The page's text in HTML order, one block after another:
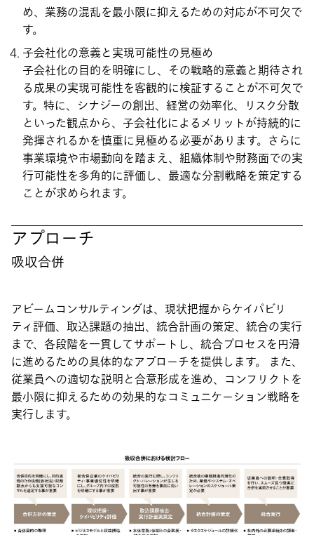
め、業務の混乱を最小限に抑えるための対応が不可欠で
す。
子会社化の意義と実現可能性の見極め
子会社化の目的を明確にし、その戦略的意義と期待され
る成果の実現可能性を客観的に検証することが不可欠で
す。特に、シナジーの創出、経営の効率化、リスク分散
といった観点から、子会社化によるメリットが持続的に
発揮されるかを慎重に見極める必要があります。さらに
事業環境や市場動向を踏まえ、組織体制や財務面での実
行可能性を多角的に評価し、最適な分割戦略を策定する
ことが求められます。
アプローチ
吸収合併
アビームコンサルティングは、現状把握からケイパビリ
ティ評価、取込課題の抽出、統合計画の策定、統合の実行
まで、各段階を一貫してサポートし、統合プロセスを円滑
に進めるための具体的なアプローチを提供します。 また、
従業員への適切な説明と合意形成を進め、コンフリクトを
最小限に抑えるための効果的なコミュニケーション戦略を
実行します。